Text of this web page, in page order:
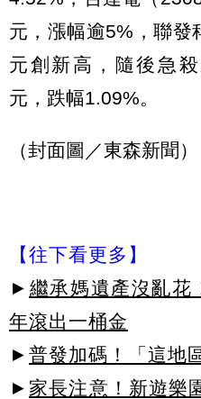
元，漲幅逾5%，聯發
元創新高，隨後急
元，跌幅1.09%。
（封面圖／東森新聞）
【往下看更多】
► 繼承媽遺產沒亂花
年滾出一桶金
► 普發加碼！「這地
► 家長注意！新遊樂